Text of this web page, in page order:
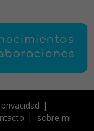
sobre mi